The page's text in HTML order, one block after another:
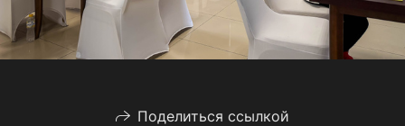
Поделиться ссылкой